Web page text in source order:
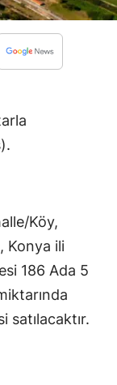
Çankırı
Köy,
Konya ili
186 Ada 5
satılacaktır.